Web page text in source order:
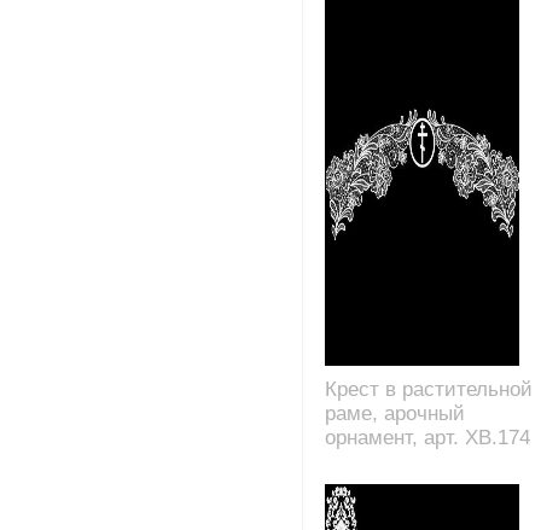
Крест в растительной
раме, арочный
орнамент, арт. XB.174